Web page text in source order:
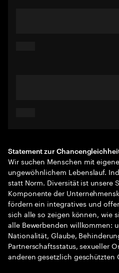
Statement zur
Wir suchen Menschen mit
ungewöhnlichem Lebenslauf.
statt Norm. Diversität ist unsere
Komponente der
fördern ein integratives und
sich alle so zeigen können, wie
alle Bewerbenden willkommen:
Nationalität, Glaube,
Partnerschaftsstatus, sexueller
anderen gesetzlich geschützten